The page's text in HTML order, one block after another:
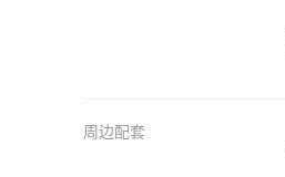
周边配套